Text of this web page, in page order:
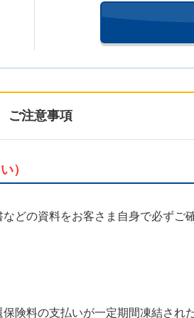
ご注意事項
）
どの資料をお客さま自身で必ずご
険料の支払いが一定期間凍結され